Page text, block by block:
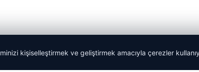
kişiselleştirmek ve geliştirmek amacıyla çerezler